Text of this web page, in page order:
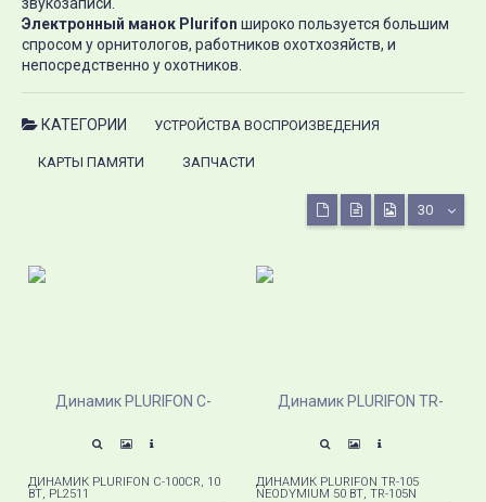
Электронный манок Plurifon широко пользуется большим
спросом у орнитологов, работников охотхозяйств, и
непосредственно у охотников.
КАТЕГОРИИ УСТРОЙСТВА ВОСПРОИЗВЕДЕНИЯ
КАРТЫ ПАМЯТИ ЗАПЧАСТИ
30
ДИНАМИК PLURIFON C-100CR, 10
ВТ, PL2511
ДИНАМИК PLURIFON TR-105
NEODYMIUM 50 ВТ, TR-105N